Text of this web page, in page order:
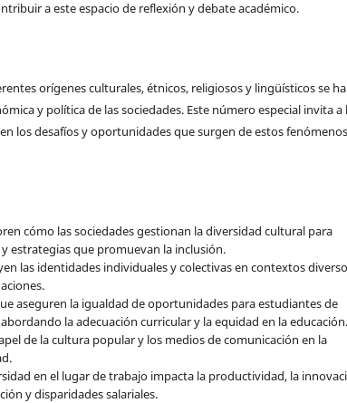
a este espacio de reflexión y debate académico.
orígenes culturales, étnicos, religiosos y lingüísticos se
y política de las sociedades. Este número especial invita a
los desafíos y oportunidades que surgen de estos fenómenos
cómo las sociedades gestionan la diversidad cultural para
estrategias que promuevan la inclusión.
las identidades individuales y colectivas en contextos
aseguren la igualdad de oportunidades para estudiantes de
la adecuación curricular y la equidad en la educación.
de la cultura popular y los medios de comunicación en la
en el lugar de trabajo impacta la productividad, la
y disparidades salariales.